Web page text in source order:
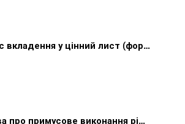
Опис вкладення у цінний лист (форма 107) + інструкція відправлення цінного листа з описом вкладення
Заява про примусове виконання рішення (зразок, шаблон 2025 року)